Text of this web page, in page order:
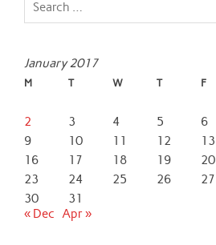
January 2017
M T W T F
2
3 4 5 6
9
10 11 12 13
16
17 18 19 20
23
24 25 26 27
30
31
« Dec Apr »